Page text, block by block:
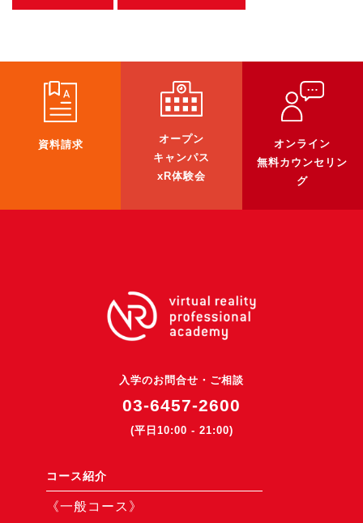
イベント
アクセスマップ
企業向け
3DGS受託開発
超体験★販促システム『XR Showcase Hub』2025年4月発売
MR体験型研修プラットフォーム『LegacyLink XR』2025年10月
バーチャルイベントプラットフォーム『MetaLiveStage』2025年
開発中
製造現場を革新する！『XR Worksupport Hub』開発中
資料請求
オープン
キャンパス
xR体験会
オンライン
無料カウンセリン
グ
入学のお問合せ・ご相談
03-6457-2600
(平日10:00 - 21:00)
コース紹介
《一般コース》